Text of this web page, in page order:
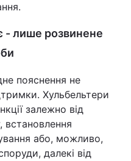
- лише розвинене
пояснення не
Хульбельтери
залежно від
встановлення
або, можливо,
далекі від